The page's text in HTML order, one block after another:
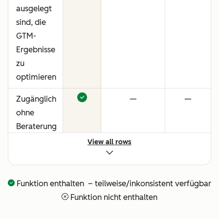
ausgelegt
sind, die
GTM-
Ergebnisse
zu
optimieren
Zugänglich
ohne
Beraterung
Setup
— —
Vollständige
— —
View all rows
Funktion enthalten – teilweise/inkonsistent verfügbar
Funktion nicht enthalten